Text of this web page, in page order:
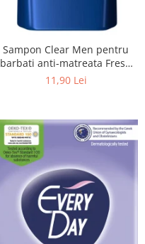
Sampon Clear Men pentru
barbati anti-matreata Fresh
cu menta 225 ml
11,90 Lei